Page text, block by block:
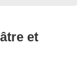
et